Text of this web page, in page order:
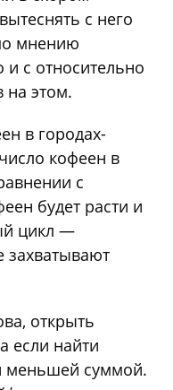
с него
мнению
с относительно
этом.
в городах-
кофеен в
с
будет расти и
цикл —
захватывают
открыть
если найти
меньшей суммой.